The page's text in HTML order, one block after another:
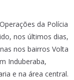
da Polícia
nos últimos dias,
nos bairros Volta
Induberaba,
e na área central.